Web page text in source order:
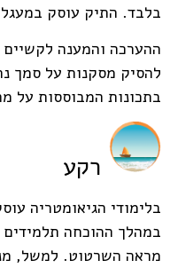
בלבד. התיק עוסק
ההערכה והמענה
להסיק מסקנות על סמך
בתכונות המבוססות על
רקע
בלימודי הגיאומטריה
במהלך ההוכחה תלמידים
מראה השרטוט. למשל,